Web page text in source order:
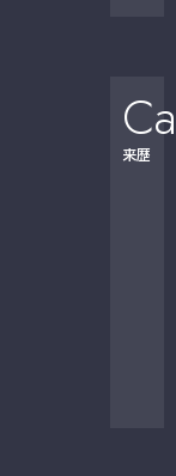
来歴